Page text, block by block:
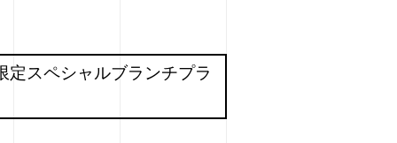
定スペシャルブランチプラ